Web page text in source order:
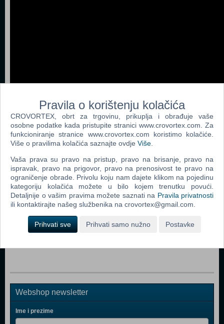
Popularno
RBI Baseball 2017 (N) (Nintendo Switch)
Carnival Games (Code in a box) (N) (Nintendo Switch)
Rocket League Collector’s Edition (N) (Nintendo Switch)
Super Mario Party (N) (Nintendo Switch)
Go Vacation (N) (Nintendo Switch)
Webshop newsletter
Ime i prezime
Pravila o korištenju kolačića
CROVORTEX, obrt za trgovinu, prikuplja i obrađuje vaše
osobne podatke kada pristupite stranici www.crovortex.com. Za
funkcioniranje stranice www.crovortex.com koristimo kolačiće.
Više o pravilima kolačića saznajte ovdje Više
Vaša prava su pravo na pristup, pravo na brisanje, pravo na
ispravak, pravo na prigovor, pravo na prenosivost te pravo na
ograničenje obrade. Privolu koju nam dajete klikom na pojedinu
kategoriju kolačića možete u bilo kojem trenutku povući.
Detaljnije o vašim pravima možete saznati na Pravila privatnosti
ili kontaktirajte našeg službenika na crovortex@gmail.com.
Prihvati sve Prihvati samo nužno Postavke